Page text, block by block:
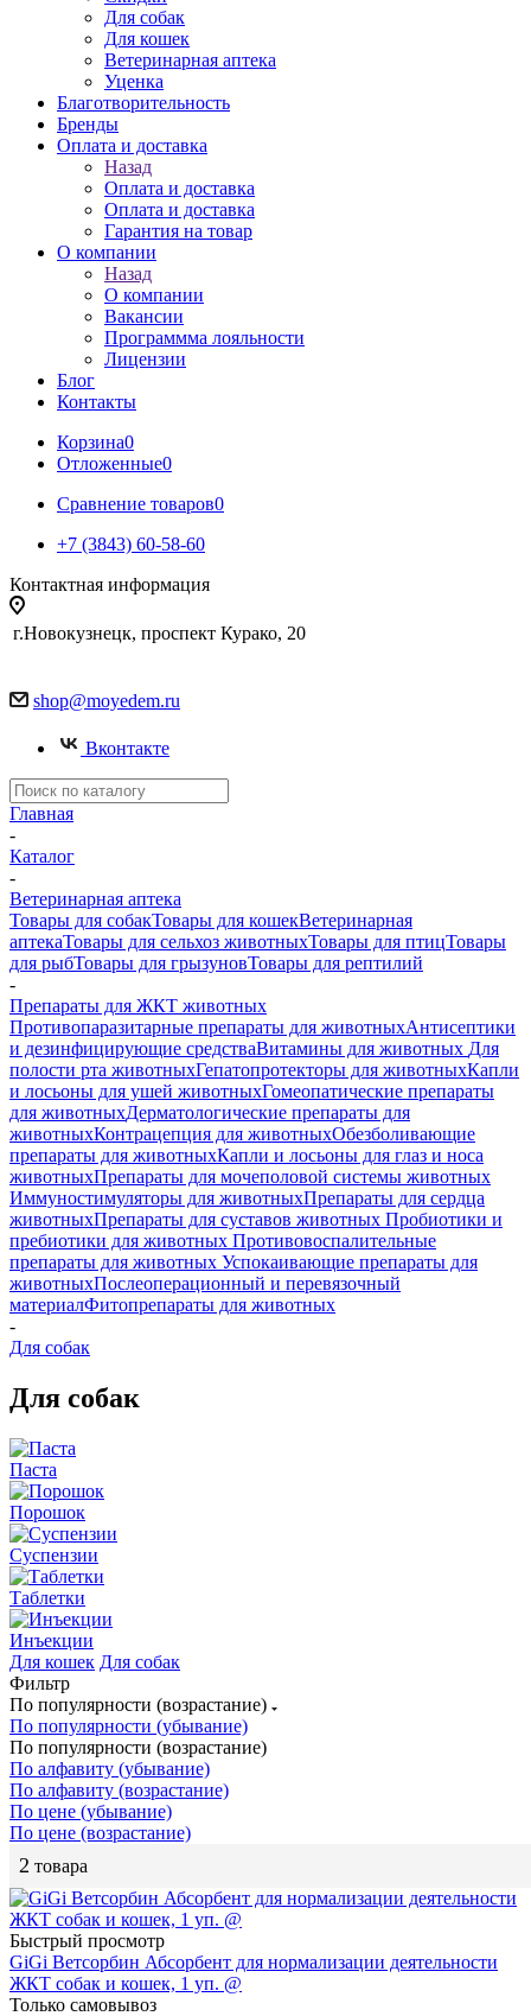
Для собак
Для кошек
Ветеринарная аптека
Уценка
Благотворительность
Бренды
Оплата и доставка
Назад
Оплата и доставка
Оплата и доставка
Гарантия на товар
О компании
Назад
О компании
Вакансии
Программма лояльности
Лицензии
Блог
Контакты
Корзина0
Отложенные0
Сравнение товаров0
+7 (3843) 60-58-60
Контактная информация
г.Новокузнецк, проспект Курако, 20
shop@moyedem.ru
Вконтакте
Главная
-
Каталог
-
Ветеринарная аптека
Товары для собакТовары для кошекВетеринарная
аптекаТовары для сельхоз животныхТовары для птицТовары
для рыбТовары для грызуновТовары для рептилий
-
Препараты для ЖКТ животных
Противопаразитарные препараты для животныхАнтисептики
и дезинфицирующие средстваВитамины для животных Для
полости рта животныхГепатопротекторы для животныхКапли
и лосьоны для ушей животныхГомеопатические препараты
для животныхДерматологические препараты для
животныхКонтрацепция для животныхОбезболивающие
препараты для животныхКапли и лосьоны для глаз и носа
животныхПрепараты для мочеполовой системы животных
Иммуностимуляторы для животныхПрепараты для сердца
животныхПрепараты для суставов животных Пробиотики и
пребиотики для животных Противовоспалительные
препараты для животных Успокаивающие препараты для
животныхПослеоперационный и перевязочный
материалФитопрепараты для животных
-
Для собак
Для собак
Паста
Порошок
Суспензии
Таблетки
Инъекции
Для кошек Для собак
Фильтр
По популярности (возрастание)
По популярности (убывание)
По популярности (возрастание)
По алфавиту (убывание)
По алфавиту (возрастание)
По цене (убывание)
По цене (возрастание)
2 товара
Быстрый просмотр
GiGi Ветсорбин Абсорбент для нормализации деятельности
ЖКТ собак и кошек, 1 уп. @
Только самовывоз